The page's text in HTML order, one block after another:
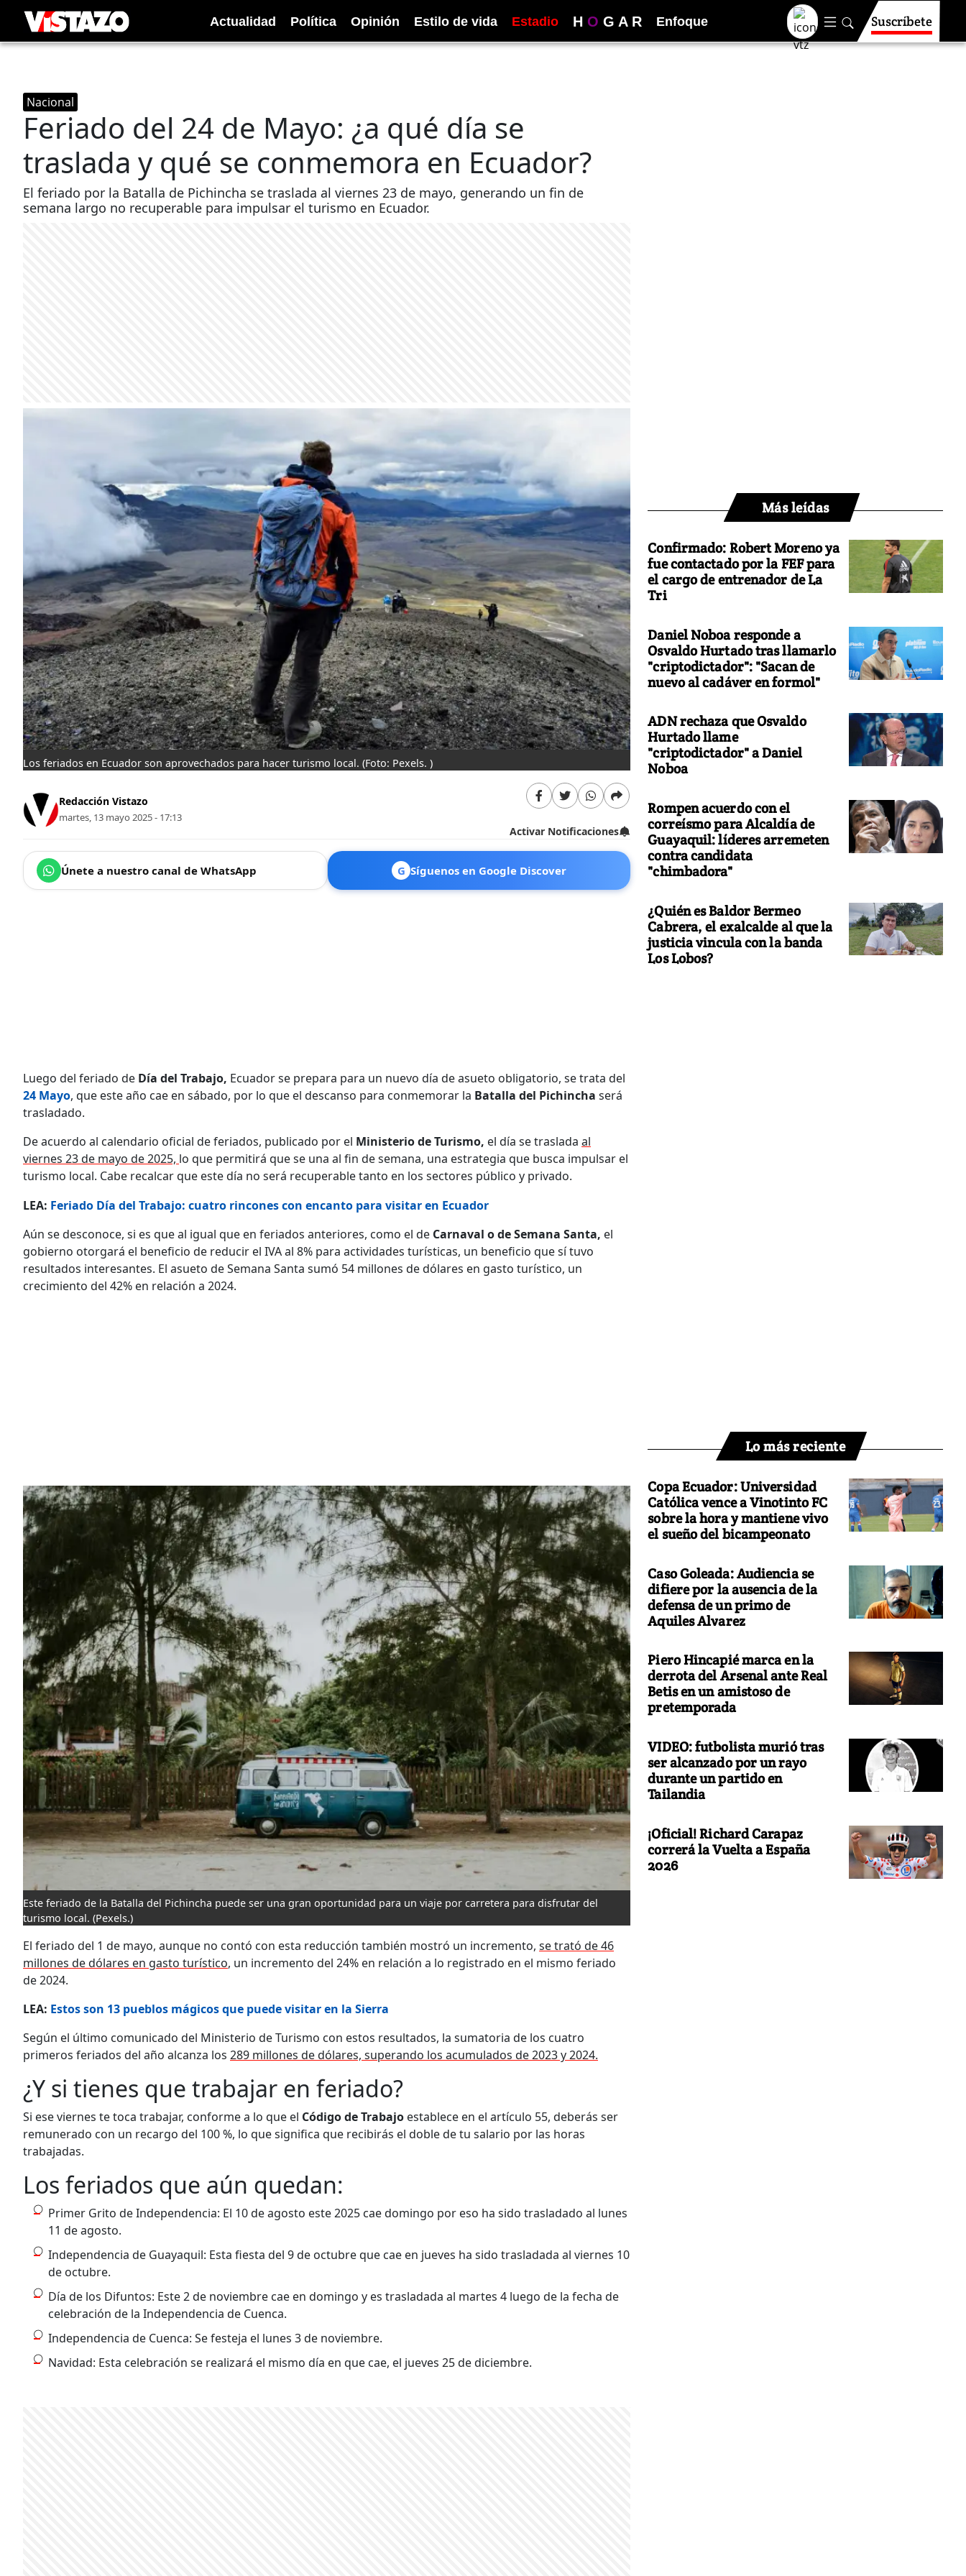
Actualidad Política Opinión Estilo de vida Estadio H O G A R Enfoque Suscríbete
Nacional
Feriado del 24 de Mayo: ¿a qué día se
traslada y qué se conmemora en Ecuador?
El feriado por la Batalla de Pichincha se traslada al viernes 23 de mayo, generando un fin de
semana largo no recuperable para impulsar el turismo en Ecuador.
Los feriados en Ecuador son aprovechados para hacer turismo local. (Foto: Pexels. )
Redacción Vistazo
martes, 13 mayo 2025 - 17:13
Activar Notificaciones
Únete a nuestro canal de WhatsApp G Síguenos en Google Discover
Luego del feriado de Día del Trabajo, Ecuador se prepara para un nuevo día de asueto obligatorio, se trata del
24 Mayo, que este año cae en sábado, por lo que el descanso para conmemorar la Batalla del Pichincha será
trasladado.
De acuerdo al calendario oficial de feriados, publicado por el Ministerio de Turismo, el día se traslada al
viernes 23 de mayo de 2025, lo que permitirá que se una al fin de semana, una estrategia que busca impulsar el
turismo local. Cabe recalcar que este día no será recuperable tanto en los sectores público y privado.
LEA: Feriado Día del Trabajo: cuatro rincones con encanto para visitar en Ecuador
Aún se desconoce, si es que al igual que en feriados anteriores, como el de Carnaval o de Semana Santa, el
gobierno otorgará el beneficio de reducir el IVA al 8% para actividades turísticas, un beneficio que sí tuvo
resultados interesantes. El asueto de Semana Santa sumó 54 millones de dólares en gasto turístico, un
crecimiento del 42% en relación a 2024.
Este feriado de la Batalla del Pichincha puede ser una gran oportunidad para un viaje por carretera para disfrutar del
turismo local. (Pexels.)
El feriado del 1 de mayo, aunque no contó con esta reducción también mostró un incremento, se trató de 46
millones de dólares en gasto turístico, un incremento del 24% en relación a lo registrado en el mismo feriado
de 2024.
LEA: Estos son 13 pueblos mágicos que puede visitar en la Sierra
Según el último comunicado del Ministerio de Turismo con estos resultados, la sumatoria de los cuatro
primeros feriados del año alcanza los 289 millones de dólares, superando los acumulados de 2023 y 2024.
¿Y si tienes que trabajar en feriado?
Si ese viernes te toca trabajar, conforme a lo que el Código de Trabajo establece en el artículo 55, deberás ser
remunerado con un recargo del 100 %, lo que significa que recibirás el doble de tu salario por las horas
trabajadas.
Los feriados que aún quedan:
Primer Grito de Independencia: El 10 de agosto este 2025 cae domingo por eso ha sido trasladado al lunes
11 de agosto.
Independencia de Guayaquil: Esta fiesta del 9 de octubre que cae en jueves ha sido trasladada al viernes 10
de octubre.
Día de los Difuntos: Este 2 de noviembre cae en domingo y es trasladada al martes 4 luego de la fecha de
celebración de la Independencia de Cuenca.
Independencia de Cuenca: Se festeja el lunes 3 de noviembre.
Navidad: Esta celebración se realizará el mismo día en que cae, el jueves 25 de diciembre.
Más leídas
Confirmado: Robert Moreno ya
fue contactado por la FEF para
el cargo de entrenador de La
Tri
Daniel Noboa responde a
Osvaldo Hurtado tras llamarlo
"criptodictador": "Sacan de
nuevo al cadáver en formol"
ADN rechaza que Osvaldo
Hurtado llame
"criptodictador" a Daniel
Noboa
Rompen acuerdo con el
correísmo para Alcaldía de
Guayaquil: líderes arremeten
contra candidata
"chimbadora"
¿Quién es Baldor Bermeo
Cabrera, el exalcalde al que la
justicia vincula con la banda
Los Lobos?
Lo más reciente
Copa Ecuador: Universidad
Católica vence a Vinotinto FC
sobre la hora y mantiene vivo
el sueño del bicampeonato
Caso Goleada: Audiencia se
difiere por la ausencia de la
defensa de un primo de
Aquiles Alvarez
Piero Hincapié marca en la
derrota del Arsenal ante Real
Betis en un amistoso de
pretemporada
VIDEO: futbolista murió tras
ser alcanzado por un rayo
durante un partido en
Tailandia
¡Oficial! Richard Carapaz
correrá la Vuelta a España
2026